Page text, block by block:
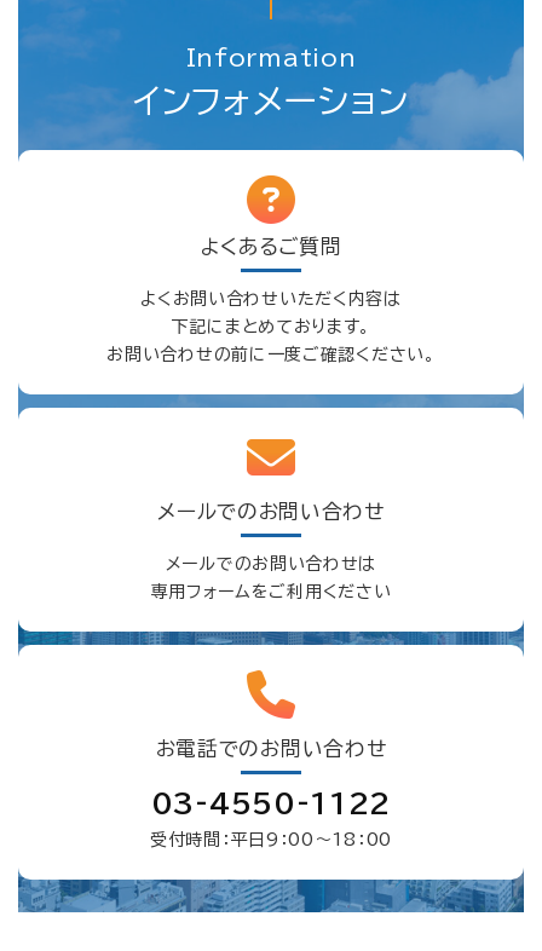
インフォメーション
Information
よくあるご質問
よくお問い合わせいただく内容は
下記にまとめております。
お問い合わせの前に一度ご確認ください。
メールでのお問い合わせ
メールでのお問い合わせは
専用フォームをご利用ください
お電話でのお問い合わせ
03-4550-1122
受付時間：平日9：00〜18：00